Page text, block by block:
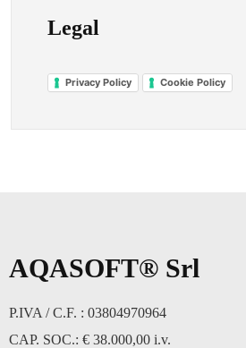
Legal
Privacy Policy Cookie Policy
AQASOFT® Srl
P.IVA / C.F. : 03804970964
CAP. SOC.: € 38.000,00 i.v.